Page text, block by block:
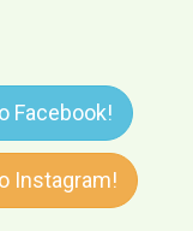
Facebook!
Instagram!